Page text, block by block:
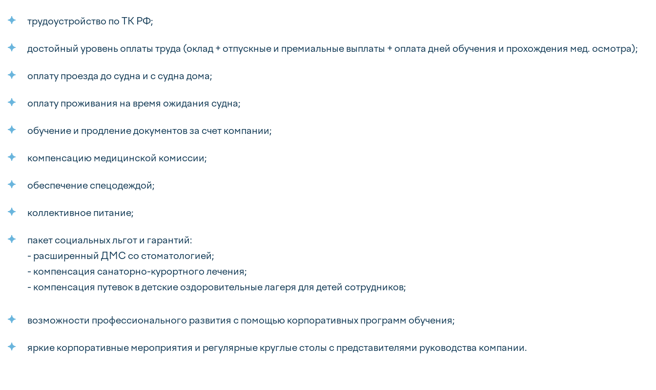
трудоустройство по ТК РФ;
достойный уровень оплаты труда (оклад + отпускные и премиальные выплаты + оплата дней обучения и прохождения мед. осмотра);
оплату проезда до судна и с судна дома;
оплату проживания на время ожидания судна;
обучение и продление документов за счет компании;
компенсацию медицинской комиссии;
обеспечение спецодеждой;
коллективное питание;
пакет социальных льгот и гарантий:
- расширенный ДМС со стоматологией;
- компенсация санаторно-курортного лечения;
- компенсация путевок в детские оздоровительные лагеря для детей сотрудников;
возможности профессионального развития с помощью корпоративных программ обучения;
яркие корпоративные мероприятия и регулярные круглые столы с представителями руководства компании.